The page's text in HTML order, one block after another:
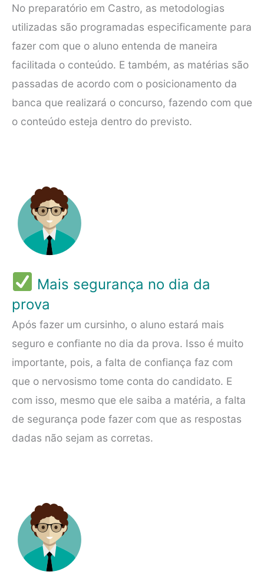
No preparatório em Castro, as metodologias
utilizadas são programadas especificamente para
fazer com que o aluno entenda de maneira
facilitada o conteúdo. E também, as matérias são
passadas de acordo com o posicionamento da
banca que realizará o concurso, fazendo com que
o conteúdo esteja dentro do previsto.
Mais segurança no dia da
prova
Após fazer um cursinho, o aluno estará mais
seguro e confiante no dia da prova. Isso é muito
importante, pois, a falta de confiança faz com
que o nervosismo tome conta do candidato. E
com isso, mesmo que ele saiba a matéria, a falta
de segurança pode fazer com que as respostas
dadas não sejam as corretas.